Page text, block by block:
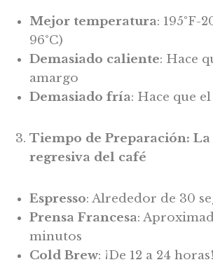
Mejor temperatura: 195°F-
96°C)
Demasiado caliente: Hace
amargo
Demasiado fría: Hace que
Tiempo de Preparación: La
regresiva del café
Espresso: Alrededor de 30
Prensa Francesa:
minutos
Cold Brew: ¡De 12 a 24 horas!